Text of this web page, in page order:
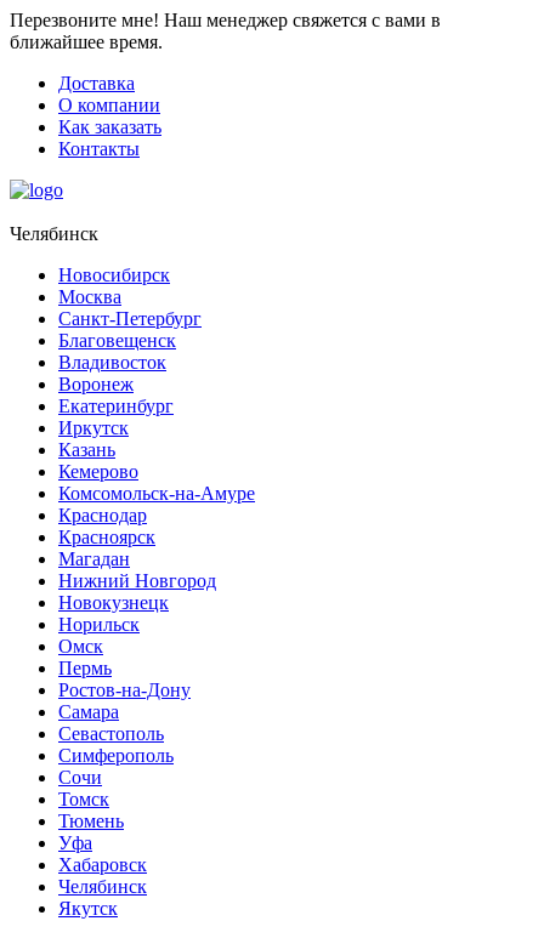
Перезвоните мне! Наш менеджер свяжется с вами в
ближайшее время.
Доставка
О компании
Как заказать
Контакты
Челябинск
Новосибирск
Москва
Санкт-Петербург
Благовещенск
Владивосток
Воронеж
Екатеринбург
Иркутск
Казань
Кемерово
Комсомольск-на-Амуре
Краснодар
Красноярск
Магадан
Нижний Новгород
Новокузнецк
Норильск
Омск
Пермь
Ростов-на-Дону
Самара
Севастополь
Симферополь
Сочи
Томск
Тюмень
Уфа
Хабаровск
Челябинск
Якутск